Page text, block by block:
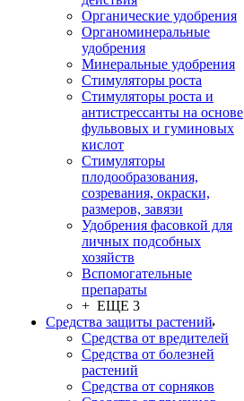
Органические удобрения
Органоминеральные
удобрения
Минеральные удобрения
Стимуляторы роста
Стимуляторы роста и
антистрессанты на основе
фульвовых и гуминовых
кислот
Стимуляторы
плодообразования,
созревания, окраски,
размеров, завязи
Удобрения фасовкой для
личных подсобных
хозяйств
Вспомогательные
препараты
+ ЕЩЕ 3
Средства защиты растений
Средства от вредителей
Средства от болезней
растений
Средства от сорняков